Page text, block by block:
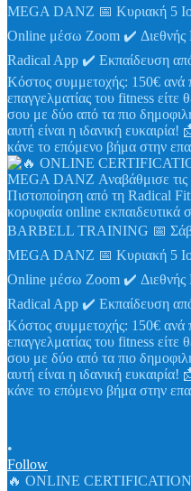
•
Follow
🔥 ONLINE